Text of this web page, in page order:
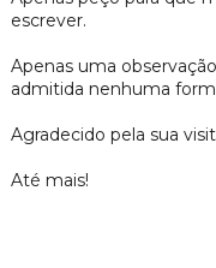
escrever.
Apenas uma
admitida nenhuma
Agradecido pela sua
Até mais!